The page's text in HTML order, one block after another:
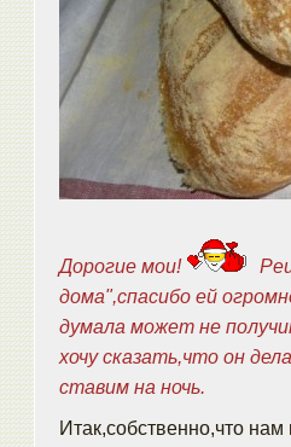
Дорогие мои!
дома",спасибо ей
думала может не
хочу сказать,что он
ставим на ночь.
Итак,собственно,что нам